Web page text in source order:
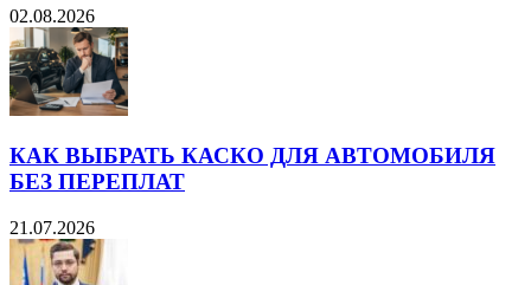
02.08.2026
КАК ВЫБРАТЬ КАСКО ДЛЯ АВТОМОБИЛЯ
БЕЗ ПЕРЕПЛАТ
21.07.2026